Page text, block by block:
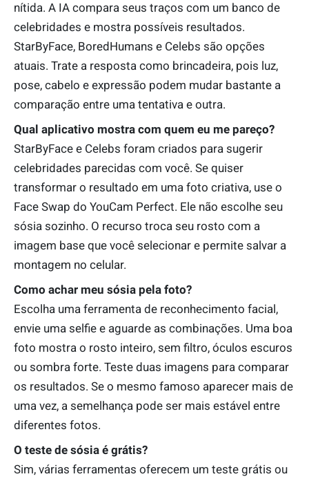
nítida. A IA compara seus traços com um banco de
celebridades e mostra possíveis resultados.
StarByFace, BoredHumans e Celebs são opções
atuais. Trate a resposta como brincadeira, pois luz,
pose, cabelo e expressão podem mudar bastante a
comparação entre uma tentativa e outra.
Qual aplicativo mostra com quem eu me pareço?
StarByFace e Celebs foram criados para sugerir
celebridades parecidas com você. Se quiser
transformar o resultado em uma foto criativa, use o
Face Swap do YouCam Perfect. Ele não escolhe seu
sósia sozinho. O recurso troca seu rosto com a
imagem base que você selecionar e permite salvar a
montagem no celular.
Como achar meu sósia pela foto?
Escolha uma ferramenta de reconhecimento facial,
envie uma selfie e aguarde as combinações. Uma boa
foto mostra o rosto inteiro, sem filtro, óculos escuros
ou sombra forte. Teste duas imagens para comparar
os resultados. Se o mesmo famoso aparecer mais de
uma vez, a semelhança pode ser mais estável entre
diferentes fotos.
O teste de sósia é grátis?
Sim, várias ferramentas oferecem um teste grátis ou